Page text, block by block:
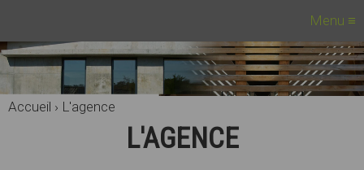
Menu ≡
Accueil › L'agence
L'AGENCE